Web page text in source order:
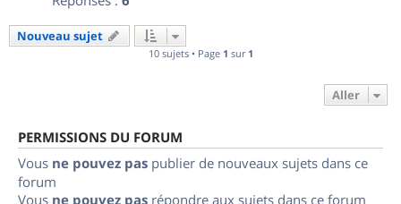
Nouveau sujet
10 sujets • Page 1 sur 1
Aller
PERMISSIONS DU FORUM
Vous ne pouvez pas publier de nouveaux sujets dans ce
forum
Vous ne pouvez pas répondre aux sujets dans ce forum